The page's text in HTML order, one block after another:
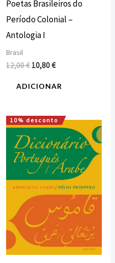
Poetas Brasileiros do
Período Colonial –
Antologia I
Brasil
12,00€ 10,80€
ADICIONAR
10% desconto
O
preço
original
era:
28,00 €.
O
preço
atual
é:
25,20 €.